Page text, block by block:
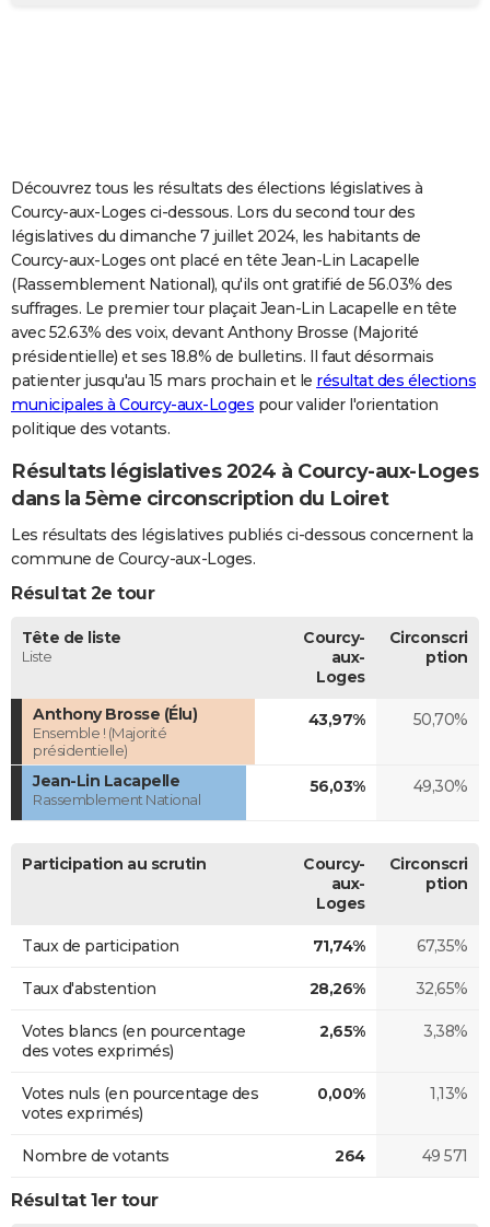
Carte de Noël
Carte Bonne année
Carte Saint-Valentin
Carte Pâques
Carte d'anniversaire
DICTIONNAIRE
Dictionnaire
Biographies
Citations
Expressions
Proverbes
PROGRAMME TV
COPAINS D'AVANT
S'inscrire
Se connecter
Lycées
Collèges
Primaires
Universités
Entreprises
Service militaire
Avis de recherche
AVIS DE DÉCÈS
FORUM
Bricolage
Lifestyle
Culture
Sport
Auto
Television
Voyage
Cinema
Découvrez tous les résultats des élections législatives à
Courcy-aux-Loges ci-dessous. Lors du second tour des
législatives du dimanche 7 juillet 2024, les habitants de
Courcy-aux-Loges ont placé en tête Jean-Lin Lacapelle
(Rassemblement National), qu'ils ont gratifié de 56.03% des
suffrages. Le premier tour plaçait Jean-Lin Lacapelle en tête
avec 52.63% des voix, devant Anthony Brosse (Majorité
présidentielle) et ses 18.8% de bulletins. Il faut désormais
patienter jusqu'au 15 mars prochain et le résultat des élections
municipales à Courcy-aux-Loges pour valider l'orientation
politique des votants.
Résultats législatives 2024 à Courcy-aux-Loges
dans la 5ème circonscription du Loiret
Les résultats des législatives publiés ci-dessous concernent la
commune de Courcy-aux-Loges.
Résultat 2e tour
Tête de liste
Liste
Courcy-
aux-
Loges
Circonscri
ption
Anthony Brosse (Élu)
Ensemble ! (Majorité
présidentielle)
43,97% 50,70%
Jean-Lin Lacapelle
Rassemblement National
56,03% 49,30%
Participation au scrutin
Courcy-
aux-
Loges
Circonscri
ption
Taux de participation 71,74% 67,35%
Taux d'abstention 28,26% 32,65%
Votes blancs (en pourcentage
des votes exprimés)
2,65% 3,38%
Votes nuls (en pourcentage des
votes exprimés)
0,00% 1,13%
Nombre de votants 264 49 571
Résultat 1er tour